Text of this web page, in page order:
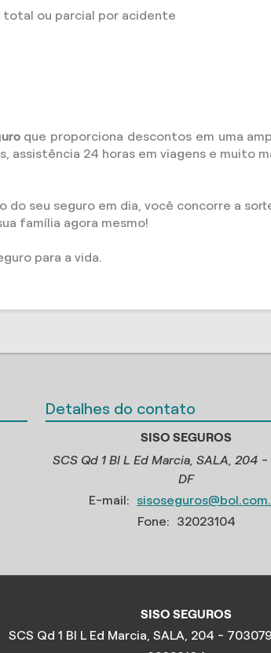
total ou parcial por acidente
que proporciona descontos em uma
24 horas em viagens e muito
seu seguro em dia, você concorre a
família agora mesmo!
para a vida.
Detalhes do contato
SISO SEGUROS
SCS Qd 1 Bl L Ed Marcia, SALA, 204
DF
E-mail:
Fone:
32023104
SISO SEGUROS
SCS Qd 1 Bl L Ed Marcia, SALA, 204 -